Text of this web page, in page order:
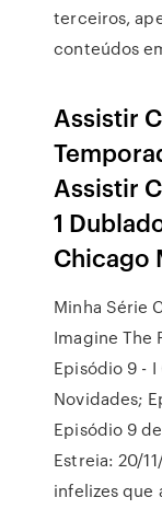
terceiros,
conteúdos
Assistir
Assistir
1
Chicago
Minha Série
Imagine The
Episódio 9 -
Novidades;
Episódio 9
Estreia: 20/
infelizes que